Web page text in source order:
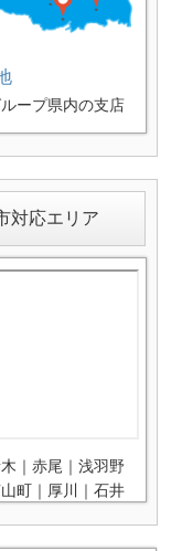
ープ県内の支店
店スタッフが迅
ゃんをお迎えに
対応エリア
｜赤尾｜浅羽野
山町｜厚川｜石井